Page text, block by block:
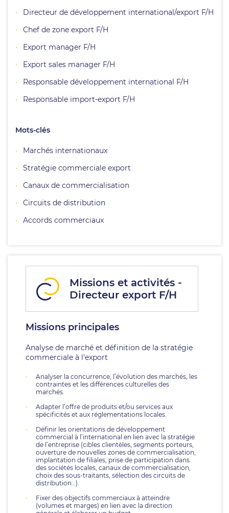
Directeur de développement international/export F/H
Chef de zone export F/H
Export manager F/H
Export sales manager F/H
Responsable développement international F/H
Responsable import-export F/H
Mots-clés
Marchés internationaux
Stratégie commerciale export
Canaux de commercialisation
Circuits de distribution
Accords commerciaux
Missions et activités -
Directeur export F/H
Missions principales
Analyse de marché et définition de la stratégie
commerciale à l’export
Analyser la concurrence, l’évolution des marchés, les
contraintes et les différences culturelles des
marchés.
Adapter l’offre de produits et/ou services aux
spécificités et aux réglementations locales.
Définir les orientations de développement
commercial à l’international en lien avec la stratégie
de l’entreprise (cibles clientèles, segments porteurs,
ouverture de nouvelles zones de commercialisation,
implantation de filiales, prise de participation dans
des sociétés locales, canaux de commercialisation,
choix des sous-traitants, sélection des circuits de
distribution…).
Fixer des objectifs commerciaux à atteindre
(volumes et marges) en lien avec la direction